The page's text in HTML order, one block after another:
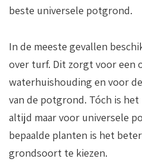
beste universele potgrond.
In de meeste gevallen
over turf. Dit zorgt voor een
waterhuishouding en voor
van de potgrond. Tóch is
altijd maar voor universele
bepaalde planten is het
grondsoort te kiezen.